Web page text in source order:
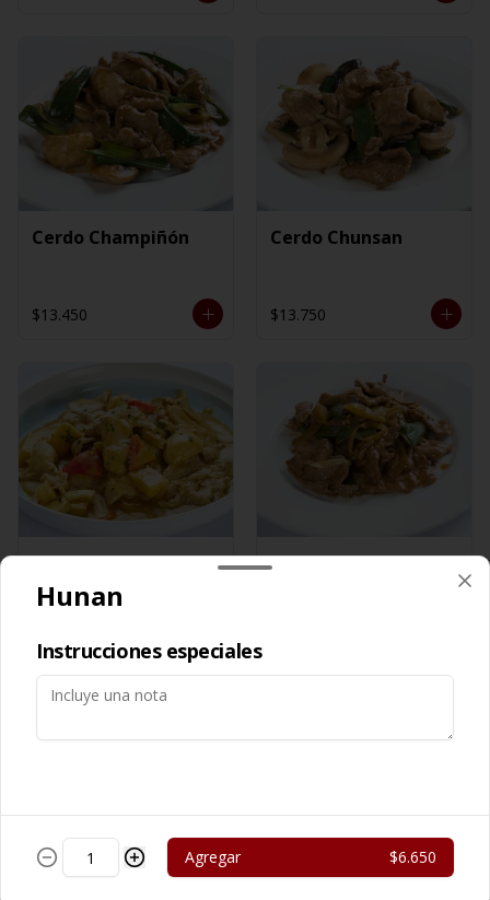
Cerdo Champiñón
$13.450
Cerdo Chunsan
$13.750
Cerdo Curry
$13.450
Cerdo Mongoliano
Hunan
Instrucciones especiales
Agregar $6.650